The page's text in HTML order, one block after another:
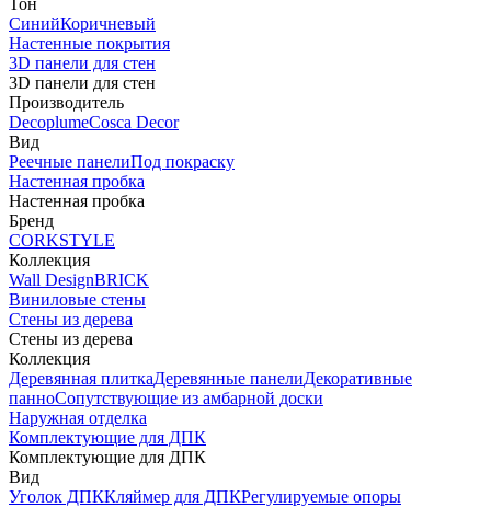
Тон
СинийКоричневый
Настенные покрытия
3D панели для стен
3D панели для стен
Производитель
DecoplumeCosca Decor
Вид
Реечные панелиПод покраску
Настенная пробка
Настенная пробка
Бренд
CORKSTYLE
Коллекция
Wall DesignBRICK
Виниловые стены
Стены из дерева
Стены из дерева
Коллекция
Деревянная плиткаДеревянные панелиДекоративные
панноСопутствующие из амбарной доски
Наружная отделка
Комплектующие для ДПК
Комплектующие для ДПК
Вид
Уголок ДПККляймер для ДПКРегулируемые опоры